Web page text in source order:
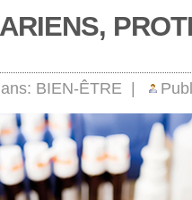
BIEN-ÊTRE